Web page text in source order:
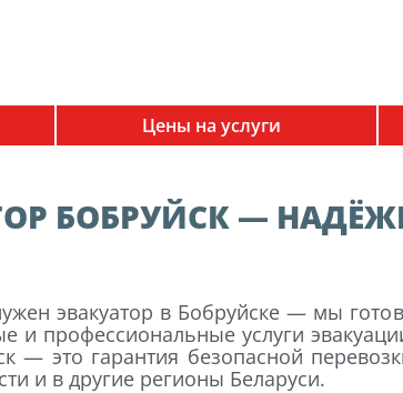
Цены на услуги
БОБРУЙСК —
эвакуатор в Бобруйске — мы
и профессиональные услуги
— это гарантия безопасной
и в другие регионы Беларуси.